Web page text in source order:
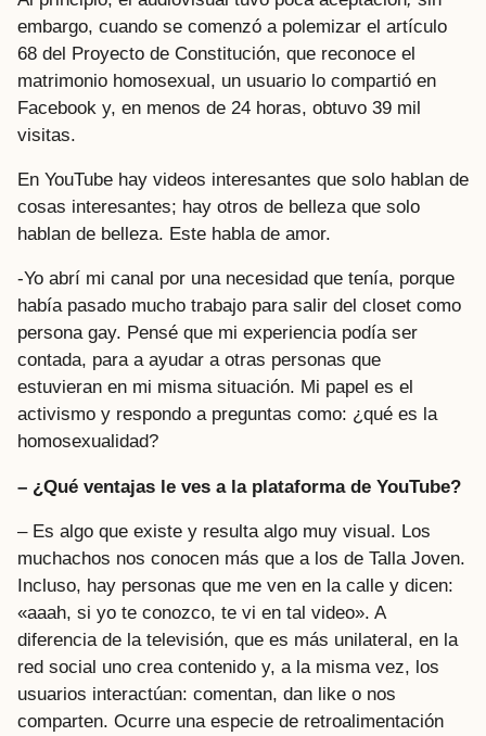
embargo, cuando se comenzó a polemizar el artículo
68 del Proyecto de Constitución, que reconoce el
matrimonio homosexual, un usuario lo compartió en
Facebook y, en menos de 24 horas, obtuvo 39 mil
visitas.
En YouTube hay videos interesantes que solo hablan de
cosas interesantes; hay otros de belleza que solo
hablan de belleza. Este habla de amor.
-Yo abrí mi canal por una necesidad que tenía, porque
había pasado mucho trabajo para salir del closet como
persona gay. Pensé que mi experiencia podía ser
contada, para a ayudar a otras personas que
estuvieran en mi misma situación. Mi papel es el
activismo y respondo a preguntas como: ¿qué es la
homosexualidad?
– ¿Qué ventajas le ves a la plataforma de YouTube?
– Es algo que existe y resulta algo muy visual. Los
muchachos nos conocen más que a los de Talla Joven.
Incluso, hay personas que me ven en la calle y dicen:
«aaah, si yo te conozco, te vi en tal video». A
diferencia de la televisión, que es más unilateral, en la
red social uno crea contenido y, a la misma vez, los
usuarios interactúan: comentan, dan like o nos
comparten. Ocurre una especie de retroalimentación